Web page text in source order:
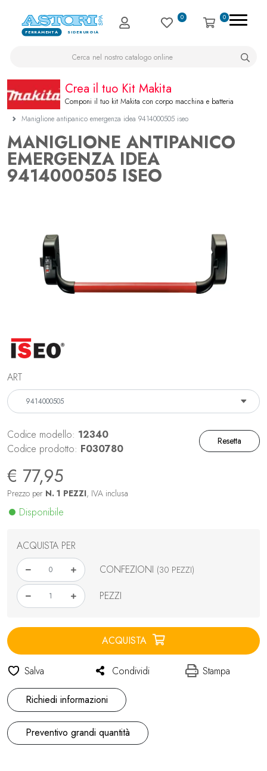
FERRAMENTA SIDERURGIA
0 0
Crea il tuo Kit Makita
Componi il tuo kit Makita con corpo macchina e batteria
Maniglione antipanico emergenza idea 9414000505 iseo
MANIGLIONE ANTIPANICO
EMERGENZA IDEA
9414000505 ISEO
ART
Codice modello: 12340
Codice prodotto: F030780
Resetta
€ 77,95
Prezzo per N. 1 PEZZI, IVA inclusa
Disponibile
ACQUISTA PER
CONFEZIONI (30 PEZZI)
PEZZI
ACQUISTA
Salva Condividi Stampa
Richiedi informazioni
Preventivo grandi quantità